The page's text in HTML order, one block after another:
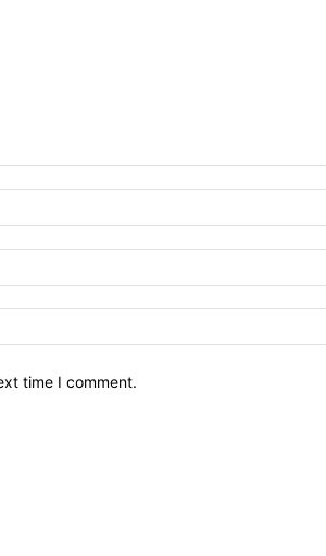
time I comment.